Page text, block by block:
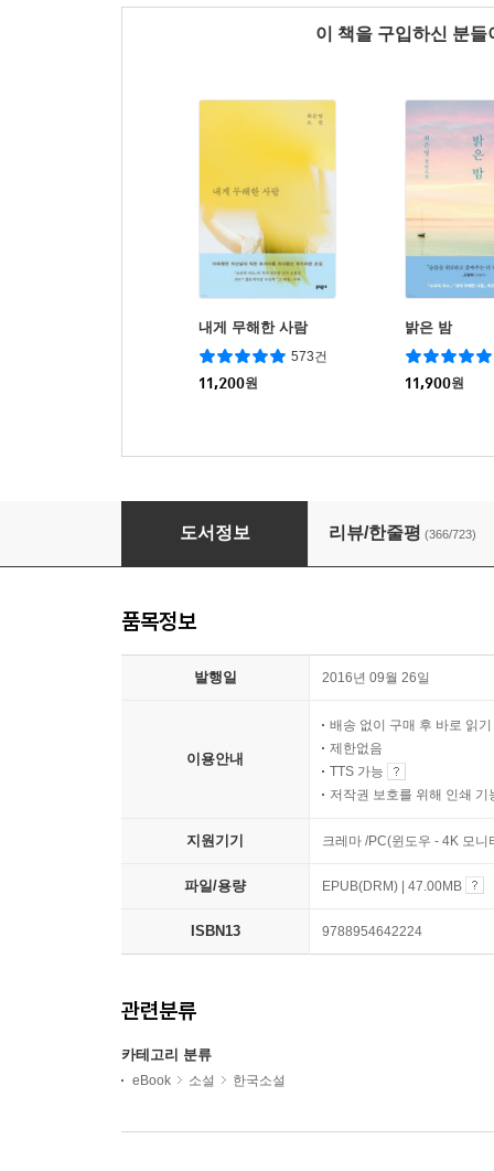
이 책을 구입하신 분
내게 무해한 사람
573건
11,200원
밝은 밤
11,900원
쇼코의 미소
도서정보 리뷰/한줄평 (366/723)
품목정보
발행일 2016년 09월 26일
이용안내
배송 없이 구매 후 바로 읽기
제한없음
TTS 가능
저작권 보호를 위해 인쇄 기
지원기기 크레마 /PC(윈도우 - 4K 모
파일/용량 EPUB(DRM) | 47.00MB
ISBN13 9788954642224
관련분류
카테고리 분류
eBook 소설 한국소설